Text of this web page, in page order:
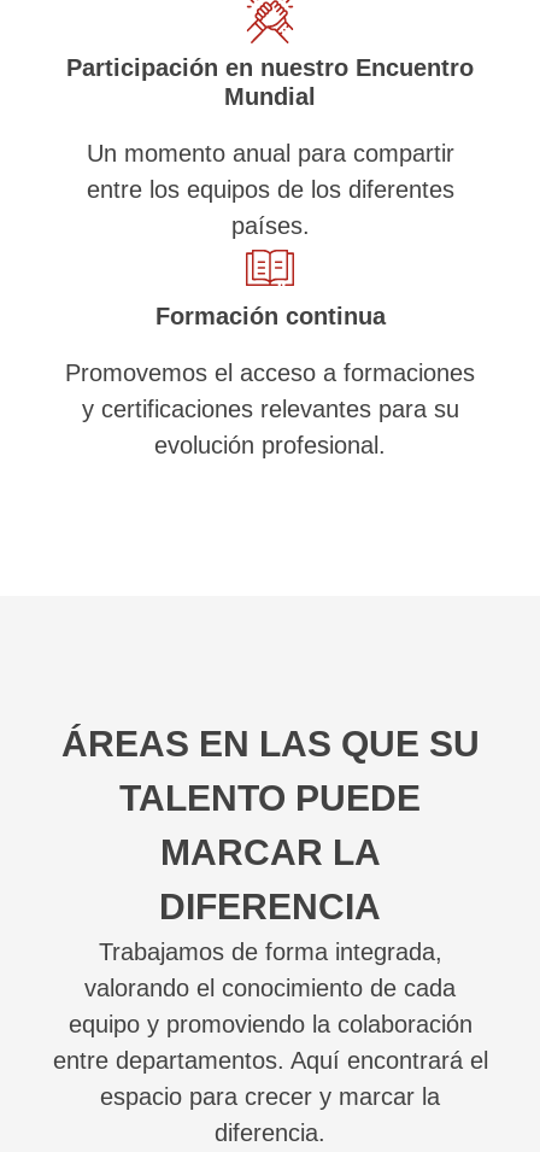
Participación en nuestro Encuentro
Mundial
Un momento anual para compartir
entre los equipos de los diferentes
países.
Formación continua
Promovemos el acceso a formaciones
y certificaciones relevantes para su
evolución profesional.
ÁREAS EN LAS QUE SU
TALENTO PUEDE
MARCAR LA
DIFERENCIA
Trabajamos de forma integrada,
valorando el conocimiento de cada
equipo y promoviendo la colaboración
entre departamentos. Aquí encontrará el
espacio para crecer y marcar la
diferencia.